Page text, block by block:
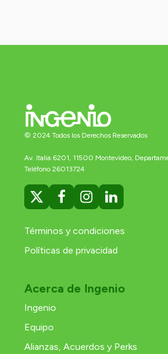
© 2024 Todos los Derechos Reservados
Av. Italia 6201, 11500 Montevideo,
Teléfono 26013724
Términos y condiciones
Políticas de privacidad
Acerca de Ingenio
Ingenio
Equipo
Alianzas, Acuerdos y Perks